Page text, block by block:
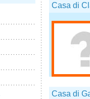
Casa di
Casa di